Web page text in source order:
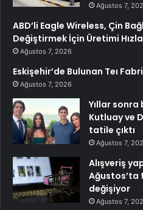
Ağustos 7,
ABD’li Eagle Wireless, Çin
Değiştirmek İçin Üretimi
Ağustos 7, 2026
Eskişehir’de Bulunan Teı
Ağustos 7, 2026
Yıllar
Kutluay ve
tatile çıktı
Ağustos 7,
Alışveriş
değişiyor
Ağustos 7,